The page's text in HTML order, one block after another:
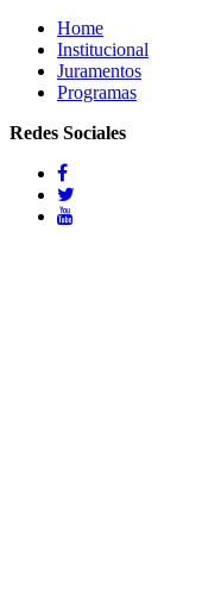
Home
Institucional
Juramentos
Programas
Redes Sociales